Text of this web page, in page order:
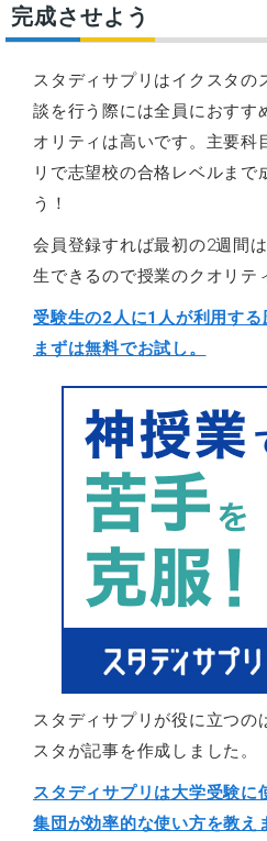
完成させよう
スタディサプリはイクスタの
談を行う際には全員におすす
オリティは高いです。主要科
リで志望校の合格レベルまで
う！
会員登録すれば最初の2週間
生できるので授業のクオリテ
受験生の2人に1人が利用する
まずは無料でお試し。
スタディサプリが役に立つの
スタが記事を作成しました。
スタディサプリは大学受験に
集団が効率的な使い方を教え